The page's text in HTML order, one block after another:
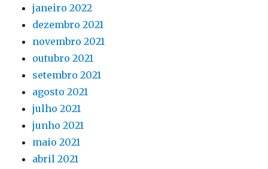
janeiro 2022
dezembro 2021
novembro 2021
outubro 2021
setembro 2021
agosto 2021
julho 2021
junho 2021
maio 2021
abril 2021